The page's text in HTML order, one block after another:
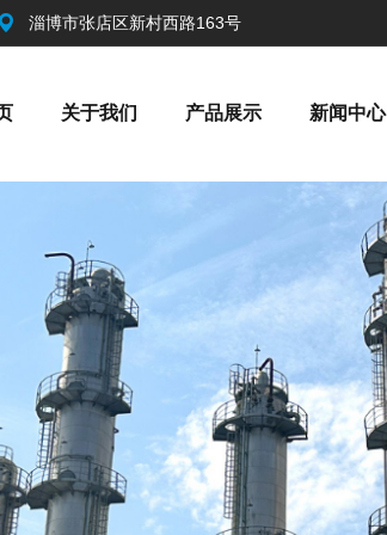
淄博市张店区新村西路163号
关于我们 产品展示 新闻中心